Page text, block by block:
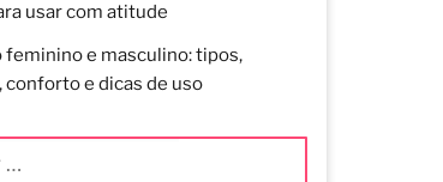
usar com atitude
feminino e masculino: tipos,
conforto e dicas de uso